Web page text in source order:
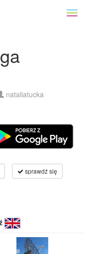
nataliatucka
sprawdź się